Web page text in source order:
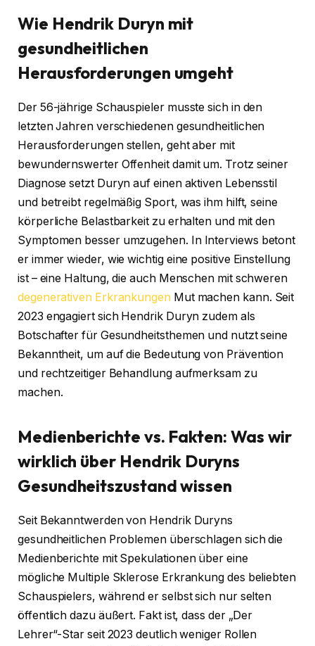
Wie Hendrik Duryn mit
gesundheitlichen
Herausforderungen umgeht
Der 56-jährige Schauspieler musste sich in den
letzten Jahren verschiedenen gesundheitlichen
Herausforderungen stellen, geht aber mit
bewundernswerter Offenheit damit um. Trotz seiner
Diagnose setzt Duryn auf einen aktiven Lebensstil
und betreibt regelmäßig Sport, was ihm hilft, seine
körperliche Belastbarkeit zu erhalten und mit den
Symptomen besser umzugehen. In Interviews betont
er immer wieder, wie wichtig eine positive Einstellung
ist – eine Haltung, die auch Menschen mit schweren
degenerativen Erkrankungen Mut machen kann. Seit
2023 engagiert sich Hendrik Duryn zudem als
Botschafter für Gesundheitsthemen und nutzt seine
Bekanntheit, um auf die Bedeutung von Prävention
und rechtzeitiger Behandlung aufmerksam zu
machen.
Medienberichte vs. Fakten: Was wir
wirklich über Hendrik Duryns
Gesundheitszustand wissen
Seit Bekanntwerden von Hendrik Duryns
gesundheitlichen Problemen überschlagen sich die
Medienberichte mit Spekulationen über eine
mögliche Multiple Sklerose Erkrankung des beliebten
Schauspielers, während er selbst sich nur selten
öffentlich dazu äußert. Fakt ist, dass der „Der
Lehrer“-Star seit 2023 deutlich weniger Rollen